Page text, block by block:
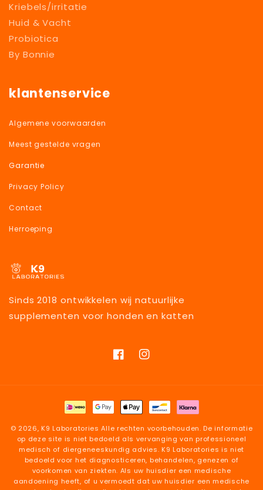
Kriebels/irritatie
Huid & Vacht
Probiotica
By Bonnie
klantenservice
Algemene voorwaarden
Meest gestelde vragen
Garantie
Privacy Policy
Contact
Herroeping
Sinds 2018 ontwikkelen wij natuurlijke
supplementen voor honden en katten
FacebookInstagram
Betaalmethoden
© 2026, K9 Laboratories Alle rechten voorbehouden. De informatie
op deze site is niet bedoeld als vervanging van professioneel
medisch of diergeneeskundig advies. K9 Laboratories is niet
bedoeld voor het diagnosticeren, behandelen, genezen of
voorkomen van ziekten. Als uw huisdier een medische
aandoening heeft, of u vermoedt dat uw huisdier een medische